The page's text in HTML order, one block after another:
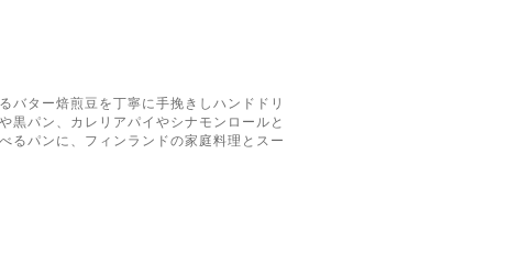
バター焙煎豆を丁寧に手挽きしハンドドリ
黒パン、カレリアパイやシナモンロールと
るパンに、フィンランドの家庭料理とスー